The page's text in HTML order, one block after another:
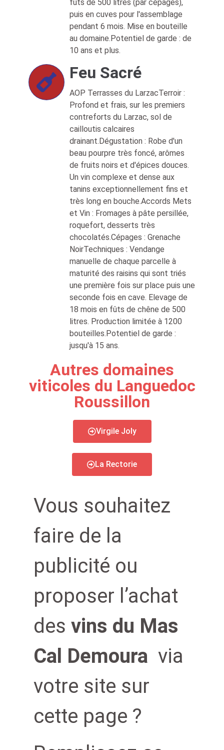
futs de 500 litres (par cépages),
puis en cuves pour l'assemblage
pendant 6 mois. Mise en bouteille
au domaine.Potentiel de garde : de
10 ans et plus.
Feu Sacré
AOP Terrasses du LarzacTerroir :
Profond et frais, sur les premiers
contreforts du Larzac, sol de
cailloutis calcaires
drainant.Dégustation : Robe d'un
beau pourpre très foncé, arômes
de fruits noirs et d'épices douces.
Un vin complexe et dense aux
tanins exceptionnellement fins et
très long en bouche.Accords Mets
et Vin : Fromages à pâte persillée,
roquefort, desserts très
chocolatés.Cépages : Grenache
NoirTechniques : Vendange
manuelle de chaque parcelle à
maturité des raisins qui sont triés
une première fois sur place puis une
seconde fois en cave. Elevage de
18 mois en fûts de chêne de 500
litres. Production limitée à 1200
bouteilles.Potentiel de garde :
jusqu'à 15 ans.
Autres domaines
viticoles du Languedoc
Roussillon
Virgile Joly
La Rectorie
Vous souhaitez
faire de la
publicité ou
proposer l’achat
desvins du Mas
Cal Demoura via
votre site sur
cette page ?